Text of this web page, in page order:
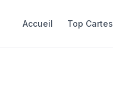
Accueil Top Cartes
Accueil Top Cartes